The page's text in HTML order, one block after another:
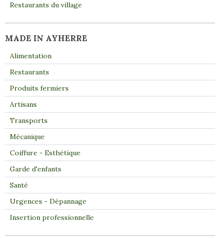
Restaurants du village
MADE IN AYHERRE
Alimentation
Restaurants
Produits fermiers
Artisans
Transports
Mécanique
Coiffure - Esthétique
Garde d'enfants
Santé
Urgences - Dépannage
Insertion professionnelle